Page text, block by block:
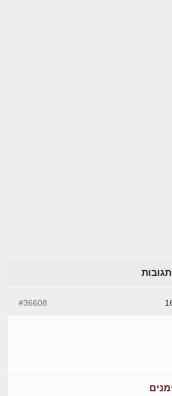
תגובות
#36608